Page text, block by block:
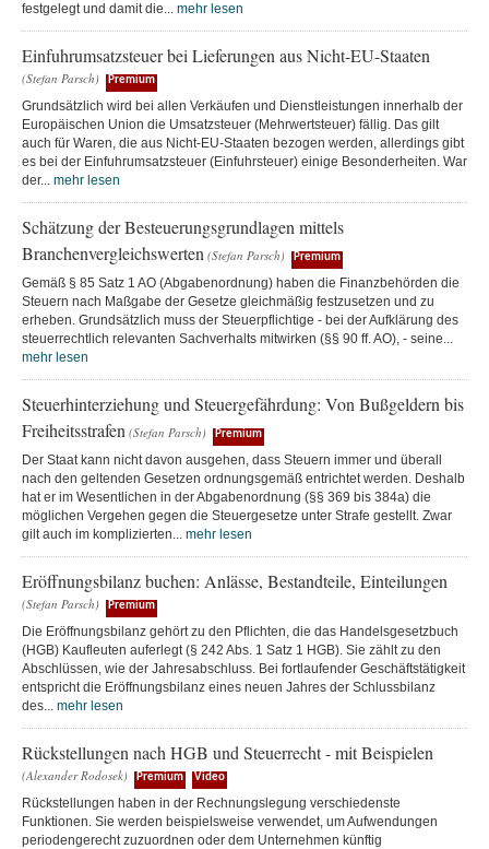
festgelegt und damit die... mehr lesen
Einfuhrumsatzsteuer bei Lieferungen aus Nicht-EU-Staaten
(Stefan Parsch) Premium
Grundsätzlich wird bei allen Verkäufen und Dienstleistungen innerhalb der
Europäischen Union die Umsatzsteuer (Mehrwertsteuer) fällig. Das gilt
auch für Waren, die aus Nicht-EU-Staaten bezogen werden, allerdings gibt
es bei der Einfuhrumsatzsteuer (Einfuhrsteuer) einige Besonderheiten. War
der... mehr lesen
Schätzung der Besteuerungsgrundlagen mittels
Branchenvergleichswerten (Stefan Parsch) Premium
Gemäß § 85 Satz 1 AO (Abgabenordnung) haben die Finanzbehörden die
Steuern nach Maßgabe der Gesetze gleichmäßig festzusetzen und zu
erheben. Grundsätzlich muss der Steuerpflichtige - bei der Aufklärung des
steuerrechtlich relevanten Sachverhalts mitwirken (§§ 90 ff. AO), - seine...
mehr lesen
Steuerhinterziehung und Steuergefährdung: Von Bußgeldern bis
Freiheitsstrafen (Stefan Parsch) Premium
Der Staat kann nicht davon ausgehen, dass Steuern immer und überall
nach den geltenden Gesetzen ordnungsgemäß entrichtet werden. Deshalb
hat er im Wesentlichen in der Abgabenordnung (§§ 369 bis 384a) die
möglichen Vergehen gegen die Steuergesetze unter Strafe gestellt. Zwar
gilt auch im komplizierten... mehr lesen
Eröffnungsbilanz buchen: Anlässe, Bestandteile, Einteilungen
(Stefan Parsch) Premium
Die Eröffnungsbilanz gehört zu den Pflichten, die das Handelsgesetzbuch
(HGB) Kaufleuten auferlegt (§ 242 Abs. 1 Satz 1 HGB). Sie zählt zu den
Abschlüssen, wie der Jahresabschluss. Bei fortlaufender Geschäftstätigkeit
entspricht die Eröffnungsbilanz eines neuen Jahres der Schlussbilanz
des... mehr lesen
Rückstellungen nach HGB und Steuerrecht - mit Beispielen
(Alexander Rodosek) Premium Video
Rückstellungen haben in der Rechnungslegung verschiedenste
Funktionen. Sie werden beispielsweise verwendet, um Aufwendungen
periodengerecht zuzuordnen oder dem Unternehmen künftig